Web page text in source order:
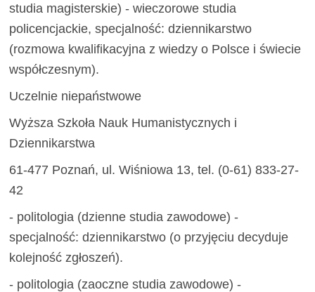
studia magisterskie) - wieczorowe studia
policencjackie, specjalność: dziennikarstwo
(rozmowa kwalifikacyjna z wiedzy o Polsce i świecie
współczesnym).
Uczelnie niepaństwowe
Wyższa Szkoła Nauk Humanistycznych i
Dziennikarstwa
61-477 Poznań, ul. Wiśniowa 13, tel. (0-61) 833-27-
42
- politologia (dzienne studia zawodowe) -
specjalność: dziennikarstwo (o przyjęciu decyduje
kolejność zgłoszeń).
- politologia (zaoczne studia zawodowe) -